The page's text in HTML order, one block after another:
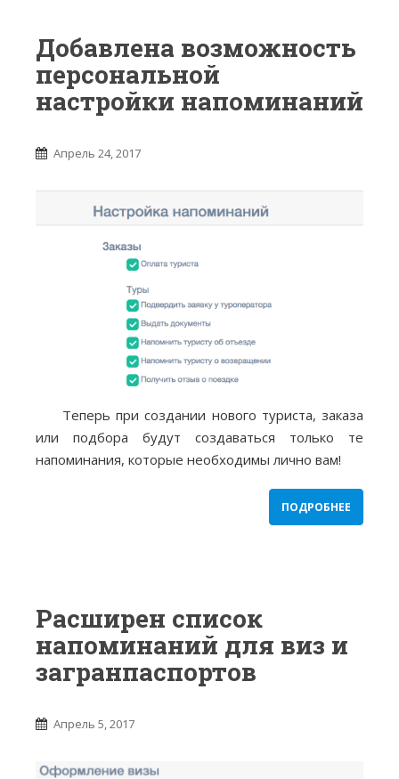
Добавлена возможность
персональной
настройки напоминаний
Апрель 24, 2017
Теперь при создании нового туриста, заказа
или подбора будут создаваться только те
напоминания, которые необходимы лично вам!
ПОДРОБНЕЕ
Расширен список
напоминаний для виз и
загранпаспортов
Апрель 5, 2017